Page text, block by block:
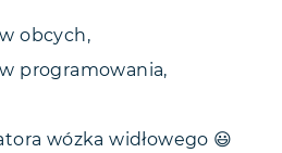
obcych,
programowania,
wózka widłowego 😃